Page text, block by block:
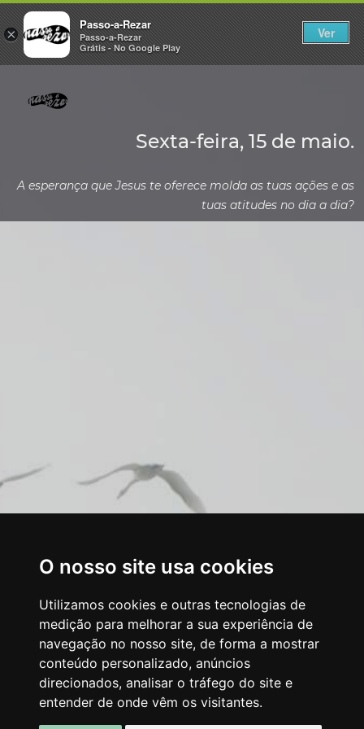
O nosso site usa cookies
Utilizamos cookies e outras tecnologias de
medição para melhorar a sua experiência de
navegação no nosso site, de forma a mostrar
conteúdo personalizado, anúncios
direcionados, analisar o tráfego do site e
entender de onde vêm os visitantes.
×
Passo-a-Rezar
Passo-a-Rezar
Grátis - No Google Play
Ver
Sexta-feira, 15 de maio.
A esperança que Jesus te oferece molda as tuas ações e as
tuas atitudes no dia a dia?